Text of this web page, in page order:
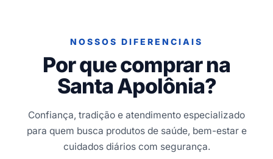
NOSSOS DIFERENCIAIS
Por que comprar na
Santa Apolônia?
Confiança, tradição e atendimento especializado
para quem busca produtos de saúde, bem-estar e
cuidados diários com segurança.